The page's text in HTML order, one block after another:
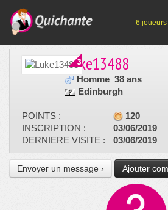
6
Luke13488
Homme 38 ans
Edinburgh
POINTS :
120
INSCRIPTION :
03/06/2019
DERNIERE VISITE :
03/06/2019
Envoyer un message › Ajouter